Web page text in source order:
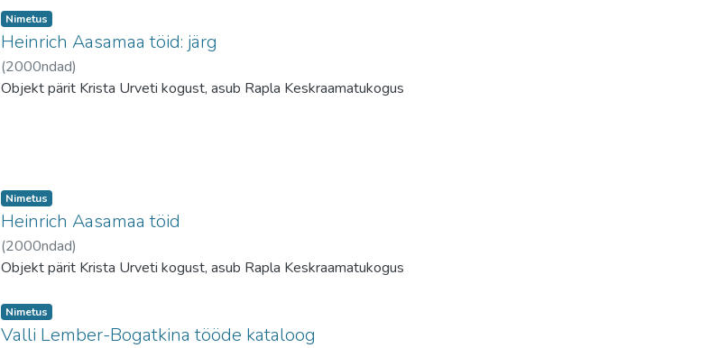
Nimetus
Heinrich Aasamaa töid: järg
(2000ndad)
Objekt pärit Krista Urveti kogust, asub Rapla Keskraamatukogus
Nimetus
Heinrich Aasamaa töid
(2000ndad)
Objekt pärit Krista Urveti kogust, asub Rapla Keskraamatukogus
Nimetus
Valli Lember-Bogatkina tööde kataloog